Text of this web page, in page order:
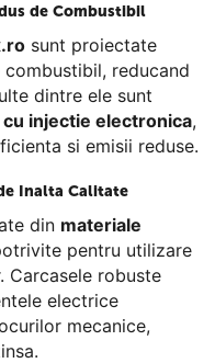
de Combustibil
sunt proiectate
reducand
dintre ele sunt
injectie electronica,
si emisii reduse.
Inalta Calitate
din materiale
pentru utilizare
Carcasele robuste
electrice
mecanice,